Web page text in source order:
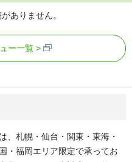
ありません。
ー一覧
、札幌・仙台・関東・東海・
・福岡エリア限定で承ってお